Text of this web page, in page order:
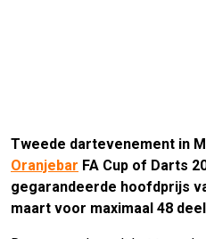
Tweede dartevenement in
Oranjebar FA Cup of Darts
gegarandeerde hoofdprijs
maart voor maximaal 48